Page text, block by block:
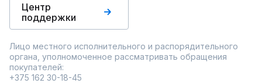
Центр
поддержки
Лицо местного исполнительного и распорядительного
органа, уполномоченное рассматривать обращения
покупателей:
+375 162 30-18-45